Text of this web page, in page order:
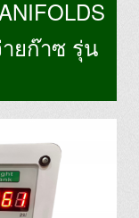
ยก๊าซ รุ่น